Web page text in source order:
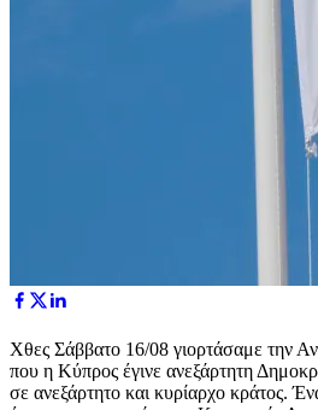
Χθες Σάββατο 16/08 γιορτάσαμε την
που η Κύπρος έγινε ανεξάρτητη
σε ανεξάρτητο και κυρίαρχο κράτος.